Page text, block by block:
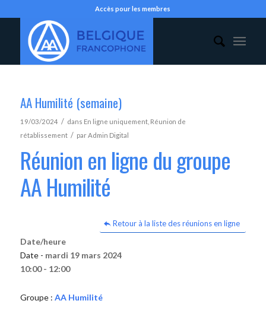
Accès pour les membres
AA Humilité (semaine)
19/03/2024 / dans En ligne uniquement, Réunion de
rétablissement / parAdmin Digital
Réunion en ligne du groupe
AA Humilité
Retour à la liste des réunions en ligne
Date/heure
Date - mardi 19 mars 2024
10:00 - 12:00
Groupe : AA Humilité